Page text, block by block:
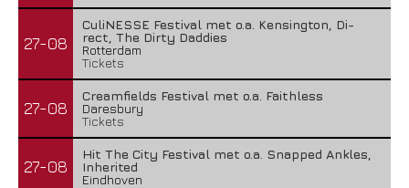
27-08
CuliNESSE Festival met o.a. Kensington, Di-
rect, The Dirty Daddies
Rotterdam
Tickets
27-08
Creamfields Festival met o.a. Faithless
Daresbury
Tickets
27-08
Hit The City Festival met o.a. Snapped Ankles,
Inherited
Eindhoven